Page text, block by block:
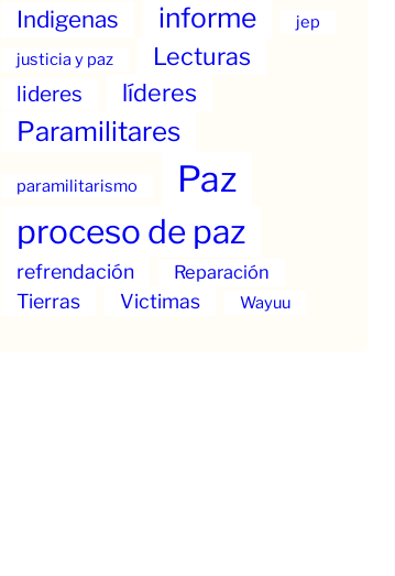
Indigenas informe
jep
justicia y paz
Lecturas
lideres líderes
Paramilitares
paramilitarismo Paz
proceso de paz
refrendación Reparación
Tierras Victimas Wayuu